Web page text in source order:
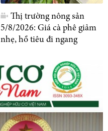
Thị trường nông sản
5/8/2026: Giá cà phê giảm
nhẹ, hồ tiêu đi ngang